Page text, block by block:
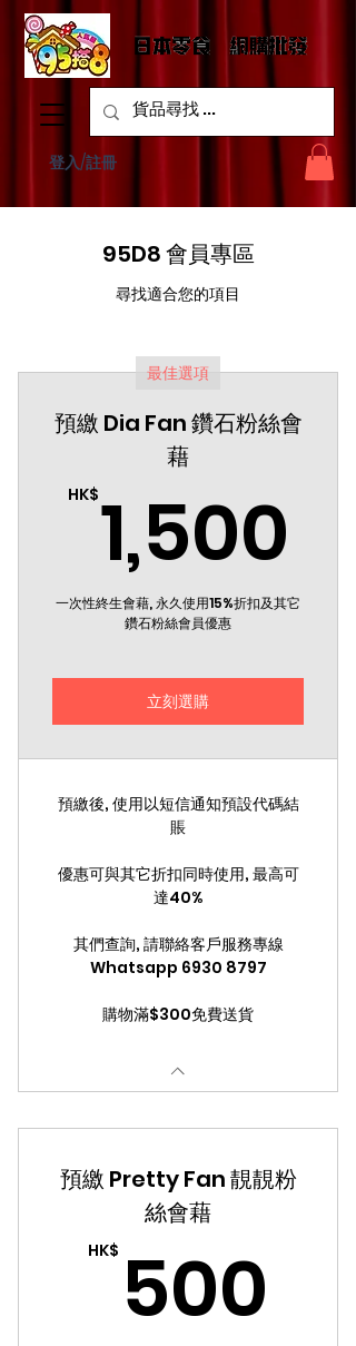
登入/註冊
95D8 會員專區
尋找適合您的項目
最佳選項
預繳 Dia Fan 鑽石粉絲會
藉
HK$1,500
一次性終生會藉, 永久使用15%折扣及其它
鑽石粉絲會員優惠
立刻選購
預繳後, 使用以短信通知預設代碼結
賬
優惠可與其它折扣同時使用, 最高可
達40%
其們查詢, 請聯絡客戶服務專線
Whatsapp 6930 8797
購物滿$300免費送貨
預繳 Pretty Fan 靚靚粉
絲會藉
HK$ 500